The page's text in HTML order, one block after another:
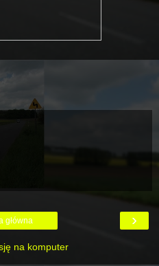
›
główna
na komputer